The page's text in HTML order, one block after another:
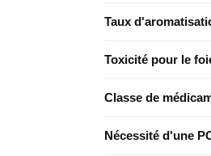
Taux
Toxicité pour le
Classe de
Nécessité d'une